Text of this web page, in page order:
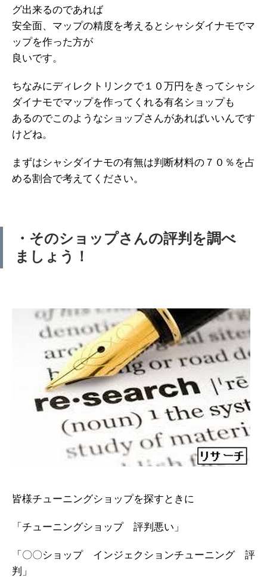
グ出来るのであれば
安全面、マップの精度を考えるとシャシダイナモでマ
ップを作った方が
良いです。
ちなみにディレクトリンクで１０万円をきってシャシ
ダイナモでマップを作ってくれる有名ショップも
あるのでこのようなショップさんがあればいいんです
けどね。
まずはシャシダイナモの有無は判断材料の７０％を占
める割合で考えてください。
・そのショップさんの評判を調べ
ましょう！
皆様チューニングショップを探すときに
「チューニングショップ 評判悪い」
「〇〇ショップ インジェクションチューニング 評
判」